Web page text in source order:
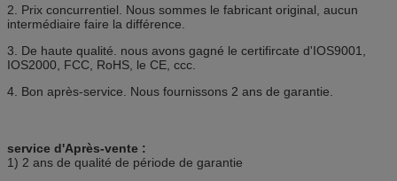
2. Prix concurrentiel. Nous sommes le fabricant original, aucun
intermédiaire faire la différence.
3. De haute qualité. nous avons gagné le certifircate d'IOS9001,
IOS2000, FCC, RoHS, le CE, ccc.
4. Bon après-service. Nous fournissons 2 ans de garantie.
service d'Après-vente :
1) 2 ans de qualité de période de garantie